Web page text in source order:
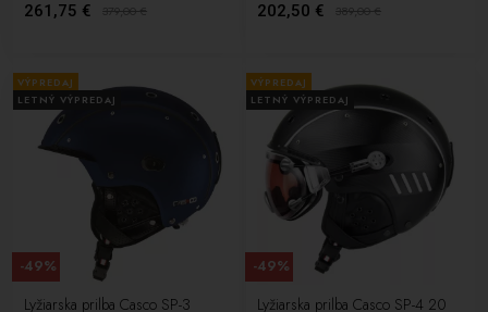
261,75 € 379,00€ 202,50 € 389,00€
VÝPREDAJ
LETNÝ VÝPREDAJ
Lyžiarska prilba Casco SP-3
-49%
VÝPREDAJ
LETNÝ VÝPREDAJ
Lyžiarska prilba Casco SP-4 20
-49%